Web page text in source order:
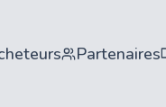
Partenaires